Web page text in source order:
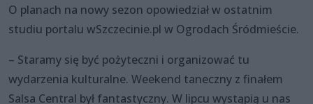
O planach na nowy sezon opowiedział w ostatnim
studiu portalu wSzczecinie.pl w Ogrodach Śródmieście.
– Staramy się być pożyteczni i organizować tu
wydarzenia kulturalne. Weekend taneczny z finałem
Salsa Central był fantastyczny. W lipcu wystąpią u nas